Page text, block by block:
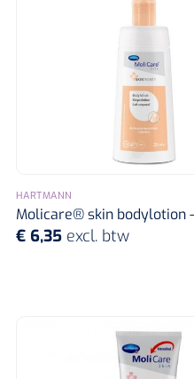
HARTMANN
Molicare® skin bodylotion
€ 6,35 excl. btw